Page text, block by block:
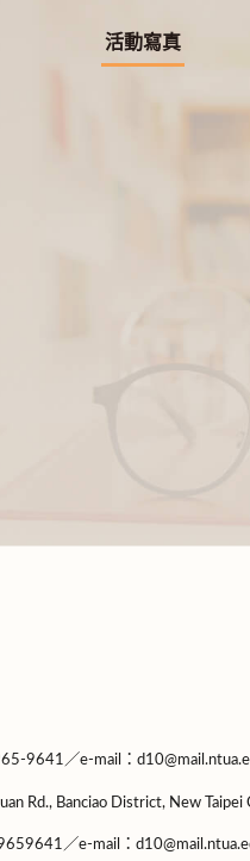
活動寫真
9641／e-mail：
Rd., Banciao District, New Taipei
／e-mail：